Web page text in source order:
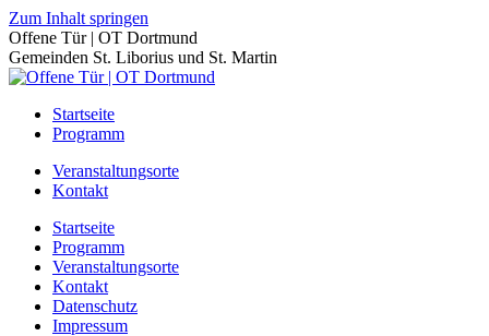
Zum Inhalt springen
Offene Tür | OT Dortmund
Gemeinden St. Liborius und St. Martin
Startseite
Programm
Veranstaltungsorte
Kontakt
Startseite
Programm
Veranstaltungsorte
Kontakt
Datenschutz
Impressum